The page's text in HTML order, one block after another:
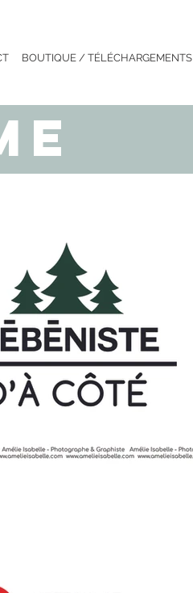
BOUTIQUE / TÉLÉCHARGEMENTS